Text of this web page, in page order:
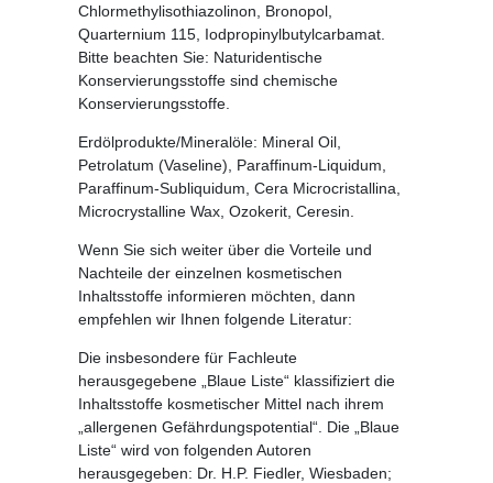
Chlormethylisothiazolinon, Bronopol,
Quarternium 115, Iodpropinylbutylcarbamat.
Bitte beachten Sie: Naturidentische
Konservierungsstoffe sind chemische
Konservierungsstoffe.
Erdölprodukte/Mineralöle: Mineral Oil,
Petrolatum (Vaseline), Paraffinum-Liquidum,
Paraffinum-Subliquidum, Cera Microcristallina,
Microcrystalline Wax, Ozokerit, Ceresin.
Wenn Sie sich weiter über die Vorteile und
Nachteile der einzelnen kosmetischen
Inhaltsstoffe informieren möchten, dann
empfehlen wir Ihnen folgende Literatur:
Die insbesondere für Fachleute
herausgegebene
„Blaue Liste“ klassifiziert die
Inhaltsstoffe kosmetischer Mittel nach ihrem
„allergenen Gefährdungspotential“. Die „Blaue
Liste“ wird von folgenden Autoren
herausgegeben: Dr. H.P. Fiedler, Wiesbaden;